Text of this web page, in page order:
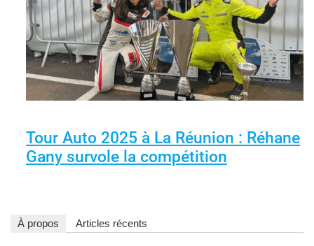
Tour Auto 2025 à La Réunion : Réhane
Gany survole la compétition
À propos Articles récents